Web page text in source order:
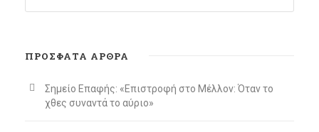
ΠΡΌΣΦΑΤΑ ΆΡΘΡΑ
Σημείο Επαφής: «Επιστροφή στο Μέλλον: Όταν το
χθες συναντά το αύριο»